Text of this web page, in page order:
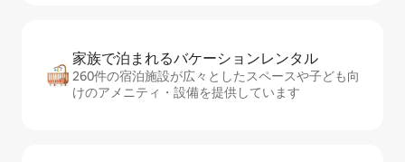
家族で泊まれるバ⁠ケ⁠ー⁠シ⁠ョ⁠ンレ⁠ン⁠タ⁠ル
260件の宿泊施設が広々としたスペースや子ども向
けのアメニティ・設備を提供しています